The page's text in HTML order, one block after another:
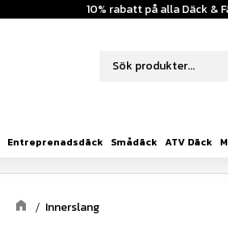
10% rabatt på alla Däck &
Entreprenadsdäck Smådäck ATV Däck
Innerslang